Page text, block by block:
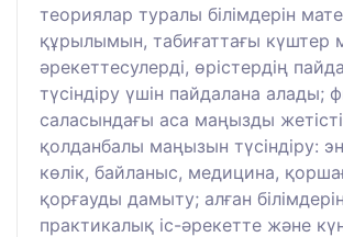
теориялар туралы білімдерін
құрылымын, табиғаттағы күштер
әрекеттесулерді, өрістердің
түсіндіру үшін пайдалана алады;
саласындағы аса маңызды
қолданбалы маңызын түсіндіру:
көлік, байланыс, медицина,
қорғауды дамыту; алған білімдерін
практикалық іс-әрекетте және